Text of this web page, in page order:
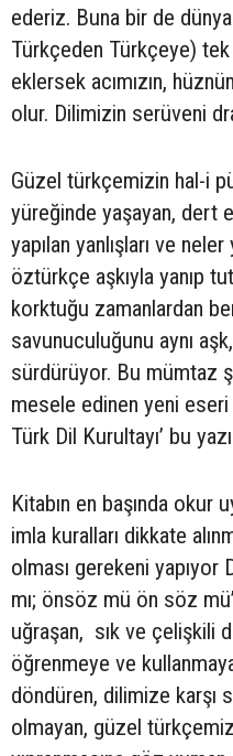
ederiz. Buna bir de
Türkçeden Türkçeye)
eklersek acımızın,
olur. Dilimizin serüveni
Güzel türkçemizin hal-i
yüreğinde yaşayan, dert
yapılan yanlışları ve
öztürkçe aşkıyla yanıp
korktuğu zamanlardan
savunuculuğunu aynı
sürdürüyor. Bu mümtaz
mesele edinen yeni eseri
Türk Dil Kurultayı’ bu
Kitabın en başında okur
imla kuralları dikkate
olması gerekeni yapıyor
mı; önsöz mü ön söz
uğraşan, sık ve çelişkili
öğrenmeye ve kullanmaya
döndüren, dilimize karşı
olmayan, güzel